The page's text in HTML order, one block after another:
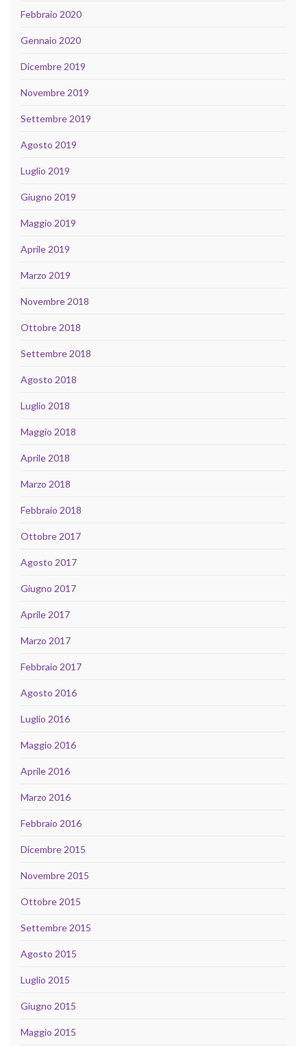
Febbraio 2020
Gennaio 2020
Dicembre 2019
Novembre 2019
Settembre 2019
Agosto 2019
Luglio 2019
Giugno 2019
Maggio 2019
Aprile 2019
Marzo 2019
Novembre 2018
Ottobre 2018
Settembre 2018
Agosto 2018
Luglio 2018
Maggio 2018
Aprile 2018
Marzo 2018
Febbraio 2018
Ottobre 2017
Agosto 2017
Giugno 2017
Aprile 2017
Marzo 2017
Febbraio 2017
Agosto 2016
Luglio 2016
Maggio 2016
Aprile 2016
Marzo 2016
Febbraio 2016
Dicembre 2015
Novembre 2015
Ottobre 2015
Settembre 2015
Agosto 2015
Luglio 2015
Giugno 2015
Maggio 2015